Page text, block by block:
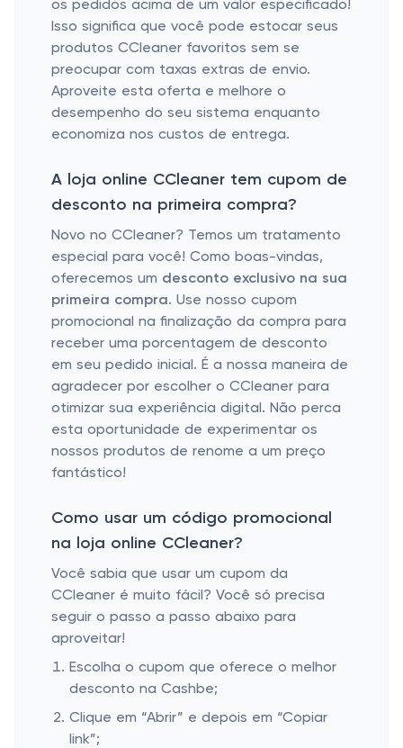
os pedidos acima de um valor especificado!
Isso significa que você pode estocar seus
produtos CCleaner favoritos sem se
preocupar com taxas extras de envio.
Aproveite esta oferta e melhore o
desempenho do seu sistema enquanto
economiza nos custos de entrega.
A loja online CCleaner tem cupom de
desconto na primeira compra?
Novo no CCleaner? Temos um tratamento
especial para você! Como boas-vindas,
oferecemos um desconto exclusivo na sua
primeira compra. Use nosso cupom
promocional na finalização da compra para
receber uma porcentagem de desconto
em seu pedido inicial. É a nossa maneira de
agradecer por escolher o CCleaner para
otimizar sua experiência digital. Não perca
esta oportunidade de experimentar os
nossos produtos de renome a um preço
fantástico!
Como usar um código promocional
na loja online CCleaner?
Você sabia que usar um cupom da
CCleaner é muito fácil? Você só precisa
seguir o passo a passo abaixo para
aproveitar!
Escolha o cupom que oferece o melhor
desconto na Cashbe;
Clique em “Abrir” e depois em “Copiar
link”;